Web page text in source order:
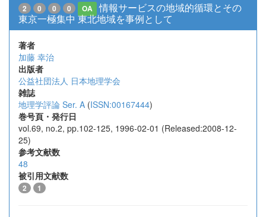
2 0 0 0 OA
情報サービスの地域的循環とその
東京一極集中 東北地域を事例として
著者
加藤 幸治
出版者
公益社団法人 日本地理学会
雑誌
地理学評論 Ser. A (ISSN:00167444)
巻号頁・発行日
vol.69, no.2, pp.102-125, 1996-02-01 (Released:2008-12-
25)
参考文献数
48
被引用文献数
2 1